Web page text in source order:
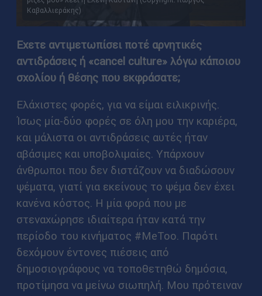
Καβαλλιεράκης)
Εχετε αντιμετωπίσει ποτέ αρνητικές
αντιδράσεις ή «cancel culture» λόγω κάποιου
σχολίου ή θέσης που εκφράσατε;
Ελάχιστες φορές, για να είμαι ειλικρινής.
Ίσως μία-δύο φορές σε όλη μου την καριέρα,
και μάλιστα οι αντιδράσεις αυτές ήταν
αβάσιμες και υποβολιμαίες. Υπάρχουν
άνθρωποι που δεν διστάζουν να διαδώσουν
ψέματα, γιατί για εκείνους το ψέμα δεν έχει
κανένα κόστος. Η μία φορά που με
στεναχώρησε ιδιαίτερα ήταν κατά την
περίοδο του κινήματος #MeToo. Παρότι
δεχόμουν έντονες πιέσεις από
δημοσιογράφους να τοποθετηθώ δημόσια,
προτίμησα να μείνω σιωπηλή. Μου πρότειναν